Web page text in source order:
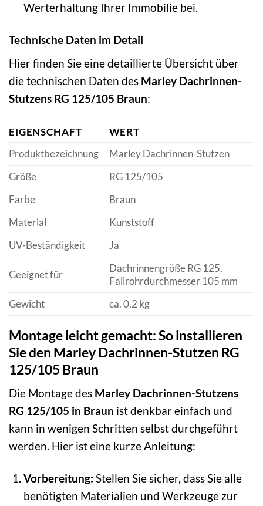
Werterhaltung Ihrer Immobilie bei.
Technische Daten im Detail
Hier finden Sie eine detaillierte Übersicht über
die technischen Daten des Marley Dachrinnen-
Stutzens RG 125/105 Braun:
EIGENSCHAFT
WERT
Produktbezeichnung
Marley Dachrinnen-Stutzen
Größe
RG 125/105
Farbe
Braun
Material
Kunststoff
UV-Beständigkeit
Ja
Geeignet für
Dachrinnengröße RG 125,
Fallrohrdurchmesser 105 mm
Gewicht
ca. 0,2 kg
Montage leicht gemacht: So installieren
Sie den Marley Dachrinnen-Stutzen RG
125/105 Braun
Die Montage des Marley Dachrinnen-Stutzens
RG 125/105 in Braun ist denkbar einfach und
kann in wenigen Schritten selbst durchgeführt
werden. Hier ist eine kurze Anleitung:
Vorbereitung: Stellen Sie sicher, dass Sie alle
benötigten Materialien und Werkzeuge zur